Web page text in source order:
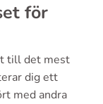
för
till det mest
dig ett
med andra